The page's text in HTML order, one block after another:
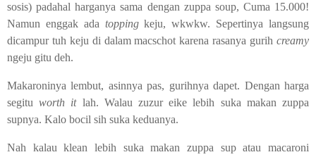
sosis) padahal harganya sama dengan zuppa soup, Cuma 15.000!
Namun enggak ada toppingkeju, wkwkw. Sepertinya langsung
dicampur tuh keju di dalam macschot karena rasanya gurih creamy
ngeju gitu deh.
Makaroninya lembut, asinnya pas, gurihnya dapet. Dengan harga
segituworth it lah. Walau zuzur eike lebih suka makan zuppa
supnya. Kalo bocil sih suka keduanya.
Nah kalau klean lebih suka makan zuppa sup atau macaroni